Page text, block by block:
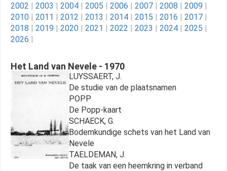
2002 | 2003 | 2004 | 2005 | 2006 | 2007 | 2008 | 2009 |
2010 | 2011 | 2012 | 2013 | 2014 | 2015 | 2016 | 2017 |
2018 | 2019 | 2020 | 2021 | 2022 | 2023 | 2024 | 2025 |
2026 |
Het Land van Nevele - 1970
LUYSSAERT, J.
De studie van de plaatsnamen
POPP
De Popp-kaart
SCHAECK, G.
Bodemkundige schets van het Land van
Nevele
TAELDEMAN, J.
De taak van een heemkring in verband